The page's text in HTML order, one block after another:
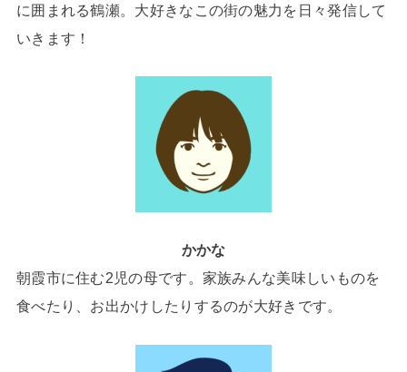
に囲まれる鶴瀬。大好きなこの街の魅力を日々発信して
いきます！
かかな
朝霞市に住む2児の母です。家族みんな美味しいものを
食べたり、お出かけしたりするのが大好きです。